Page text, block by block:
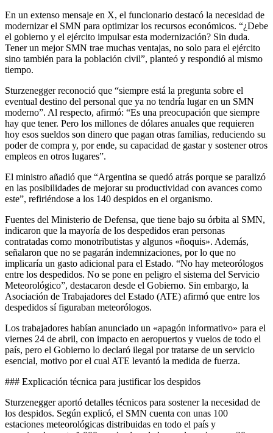
En un extenso mensaje en X, el funcionario destacó la necesidad de
modernizar el SMN para optimizar los recursos económicos. “¿Debe
el gobierno y el ejército impulsar esta modernización? Sin duda.
Tener un mejor SMN trae muchas ventajas, no solo para el ejército
sino también para la población civil”, planteó y respondió al mismo
tiempo.
Sturzenegger reconoció que “siempre está la pregunta sobre el
eventual destino del personal que ya no tendría lugar en un SMN
moderno”. Al respecto, afirmó: “Es una preocupación que siempre
hay que tener. Pero los millones de dólares anuales que requieren
hoy esos sueldos son dinero que pagan otras familias, reduciendo su
poder de compra y, por ende, su capacidad de gastar y sostener otros
empleos en otros lugares”.
El ministro añadió que “Argentina se quedó atrás porque se paralizó
en las posibilidades de mejorar su productividad con avances como
este”, refiriéndose a los 140 despidos en el organismo.
Fuentes del Ministerio de Defensa, que tiene bajo su órbita al SMN,
indicaron que la mayoría de los despedidos eran personas
contratadas como monotributistas y algunos «ñoquis». Además,
señalaron que no se pagarán indemnizaciones, por lo que no
implicaría un gasto adicional para el Estado. “No hay meteorólogos
entre los despedidos. No se pone en peligro el sistema del Servicio
Meteorológico”, destacaron desde el Gobierno. Sin embargo, la
Asociación de Trabajadores del Estado (ATE) afirmó que entre los
despedidos sí figuraban meteorólogos.
Los trabajadores habían anunciado un «apagón informativo» para el
viernes 24 de abril, con impacto en aeropuertos y vuelos de todo el
país, pero el Gobierno lo declaró ilegal por tratarse de un servicio
esencial, motivo por el cual ATE levantó la medida de fuerza.
### Explicación técnica para justificar los despidos
Sturzenegger aportó detalles técnicos para sostener la necesidad de
los despidos. Según explicó, el SMN cuenta con unas 100
estaciones meteorológicas distribuidas en todo el país y